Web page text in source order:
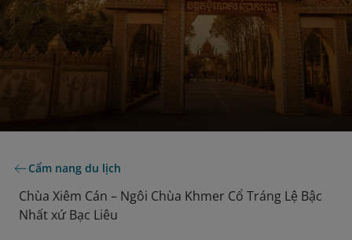
Cẩm nang du lịch
Chùa Xiêm Cán – Ngôi Chùa Khmer Cổ Tráng Lệ Bậc
Nhất xứ Bạc Liêu